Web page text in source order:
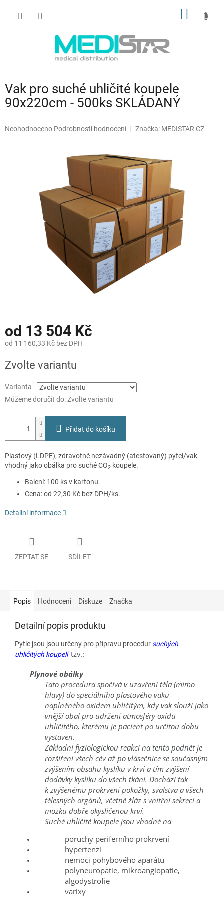
Vak pro suché uhličité koupele
90x220cm - 500ks SKLÁDANÝ
Průměrné
Neohodnoceno Podrobnosti hodnocení Značka: MEDISTAR CZ
od 13 504 Kč
od 11 160,33 Kč bez DPH
cena:
Zvolte variantu
Varianta
Můžeme doručit do:Zvolte variantu
Přidat do košíku
Plastový (LDPE), zdravotně nezávadný (atestovaný) pytel/vak
vhodný jako obálka pro suché CO2 koupele.
Balení: 100 ks v kartonu.
Cena: od 22,30 Kč bez DPH/ks.
Detailní informace
ZEPTAT SE SDÍLET
Popis Hodnocení Diskuze Značka
Detailní popis produktu
Pytle jsou jsou určeny pro přípravu procedur suchých
uhličitých koupelítzv.:
Plynové obálky
Tato procedura spočívá v uzavření těla (mimo
hlavy) do speciálního plastového vaku
naplněného oxidem uhličitým, kdy vak slouží jako
vnější obal pro udržení atmosféry oxidu
uhličitého, kterému je pacient po určitou dobu
vystaven.
Základní fyziologickou reakcí na tento podnět je
rozšíření všech cév až po vlásečnice se současným
zvýšením obsahu kyslíku v krvi a tím zvýšení
dodávky kyslíku do všech tkání. Dochází tak
k zvýšenému prokrvení pokožky, svalstva a všech
tělesných orgánů, včetně žláz s vnitřní sekrecí a
mozku dobře okysličenou krví.
Suché uhličité koupele jsou vhodné na
poruchy periferního prokrvení
hypertenzi
nemoci pohybového aparátu
polyneuropatie, mikroangiopatie,
algodystrofie
varixy